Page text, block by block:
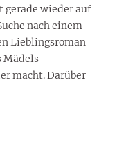
gerade wieder auf
nach einem
Lieblingsroman
Mädels
macht. Darüber